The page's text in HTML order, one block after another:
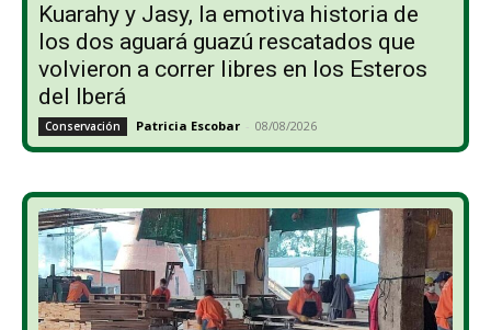
Kuarahy y Jasy, la emotiva historia de
los dos aguará guazú rescatados que
volvieron a correr libres en los Esteros
del Iberá
Conservación Patricia Escobar - 08/08/2026